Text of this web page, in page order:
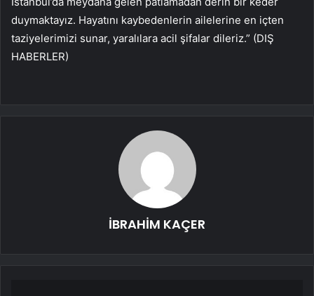
duymaktayız. Hayatını kaybedenlerin ailelerine en içten
taziyelerimizi sunar, yaralılara acil şifalar dileriz.” (DIŞ
HABERLER)
İBRAHİM KAÇER